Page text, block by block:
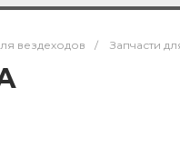
вездеходов / Запчасти